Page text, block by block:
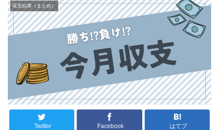
収支結果（まとめ）
Twitter Facebook はてブ